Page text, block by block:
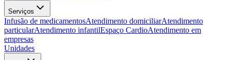
Serviços
Infusão de medicamentosAtendimento domiciliarAtendimento
particularAtendimento infantilEspaço CardioAtendimento em
empresas
Unidades